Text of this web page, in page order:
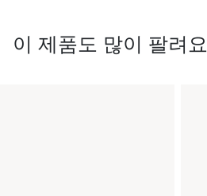
이 제품도 많이 팔려요